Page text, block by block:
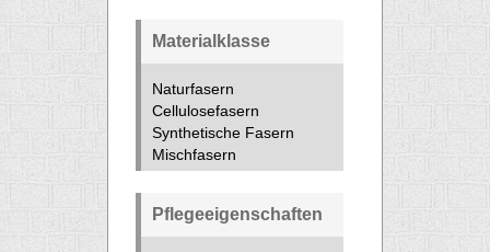
Materialklasse
Naturfasern
Cellulosefasern
Synthetische Fasern
Mischfasern
Pflegeeigenschaften